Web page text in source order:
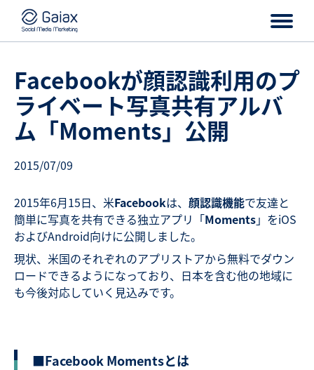
Facebookが顔認識利用のプ
ライベート写真共有アルバ
ム「Moments」公開
2015/07/09
2015年6月15日、米Facebookは、 顔認識機能で友達と
簡単に写真を共有できる独立アプリ「Moments」をiOS
およびAndroid向けに公開しました。
現状、米国のそれぞれのアプリストアから無料でダウン
ロードできるようになっており、日本を含む他の地域に
も今後対応していく見込みです。
■Facebook Momentsとは